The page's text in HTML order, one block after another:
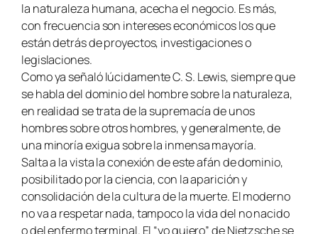
la naturaleza humana, acecha el negocio. Es más,
con frecuencia son intereses económicos los que
están detrás de proyectos, investigaciones o
legislaciones.
Como ya señaló lúcidamente C. S. Lewis, siempre que
se habla del dominiodel hombre sobre la naturaleza,
en realidad se trata de la supremacía de unos
hombres sobre otros hombres, y generalmente, de
una minoría exigua sobre la inmensa mayoría.
Salta a la vista la conexión de este afán de dominio,
posibilitado por la ciencia, con la aparición y
consolidación de la cultura de la muerte. El moderno
no va a respetar nada, tampoco la vida del no nacido
o del enfermo terminal. El “yo quiero” de Nietzsche se